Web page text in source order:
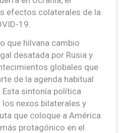
efectos colaterales de la
19.
que hilvana cambio
desatada por Rusia y
globales que
de la agenda habitual
Esta sintonía política
nexos bilaterales y
que coloque a América
protagónico en el